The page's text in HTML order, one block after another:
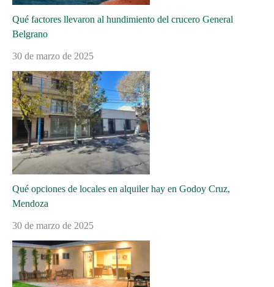
Qué factores llevaron al hundimiento del crucero General
Belgrano
30 de marzo de 2025
Qué opciones de locales en alquiler hay en Godoy Cruz,
Mendoza
30 de marzo de 2025